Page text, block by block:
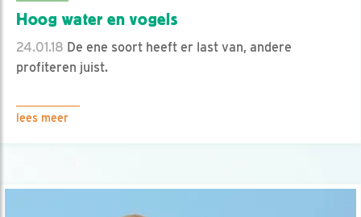
Hoog water en vogels
24.01.18 De ene soort heeft er last van, andere
profiteren juist.
lees meer